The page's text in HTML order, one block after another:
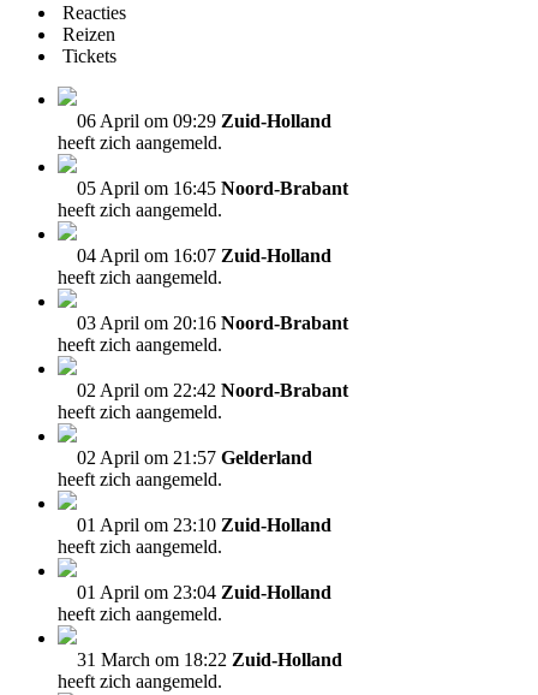
Reacties
Reizen
Tickets
06 April om 09:29 Zuid-Holland
heeft zich aangemeld.
05 April om 16:45 Noord-Brabant
heeft zich aangemeld.
04 April om 16:07 Zuid-Holland
heeft zich aangemeld.
03 April om 20:16 Noord-Brabant
heeft zich aangemeld.
02 April om 22:42 Noord-Brabant
heeft zich aangemeld.
02 April om 21:57 Gelderland
heeft zich aangemeld.
01 April om 23:10 Zuid-Holland
heeft zich aangemeld.
01 April om 23:04 Zuid-Holland
heeft zich aangemeld.
31 March om 18:22 Zuid-Holland
heeft zich aangemeld.